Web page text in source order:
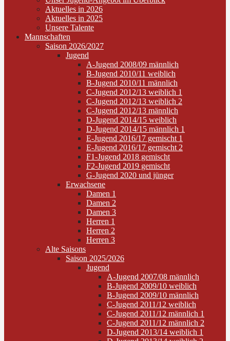
Aktuelles in 2026
Aktuelles in 2025
Unsere Talente
Mannschaften
Saison 2026/2027
Jugend
A-Jugend 2008/09 männlich
B-Jugend 2010/11 weiblich
B-Jugend 2010/11 männlich
C-Jugend 2012/13 weiblich 1
C-Jugend 2012/13 weiblich 2
C-Jugend 2012/13 männlich
D-Jugend 2014/15 weiblich
D-Jugend 2014/15 männlich 1
E-Jugend 2016/17 gemischt 1
E-Jugend 2016/17 gemischt 2
F1-Jugend 2018 gemischt
F2-Jugend 2019 gemischt
G-Jugend 2020 und jünger
Erwachsene
Damen 1
Damen 2
Damen 3
Herren 1
Herren 2
Herren 3
Alte Saisons
Saison 2025/2026
Jugend
A-Jugend 2007/08 männlich
B-Jugend 2009/10 weiblich
B-Jugend 2009/10 männlich
C-Jugend 2011/12 weiblich
C-Jugend 2011/12 männlich 1
C-Jugend 2011/12 männlich 2
D-Jugend 2013/14 weiblich 1